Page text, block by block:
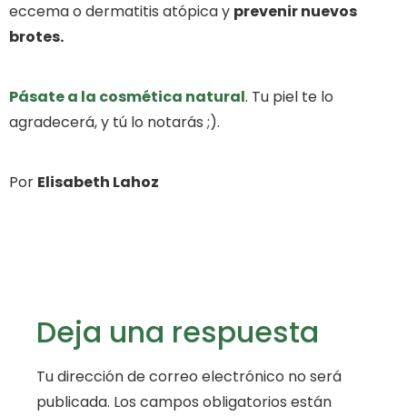
eccema o dermatitis atópica y prevenir nuevos
brotes.
Pásate a la cosmética natural. Tu piel te lo
agradecerá, y tú lo notarás ;).
Por Elisabeth Lahoz
Deja una respuesta
Tu dirección de correo electrónico no será
publicada. Los campos obligatorios están